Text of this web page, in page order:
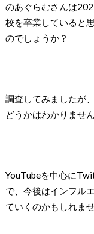
のあぐらむさんは
校を卒業していると
のでしょうか？
調査してみましたが
どうかはわかりませ
YouTubeを中心に
で、今後はインフル
ていくのかもしれませ